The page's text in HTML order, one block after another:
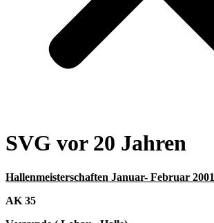
SVG vor 20 Jahren
Hallenmeisterschaften Januar- Februar 2001
AK 35